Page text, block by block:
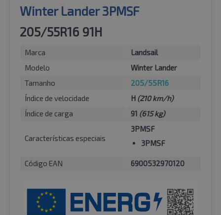
Winter Lander 3PMSF
205/55R16 91H
Marca
Landsail
Modelo
Winter Lander
Tamanho
205/55R16
Índice de velocidade
H (210 km/h)
Índice de carga
91 (615 kg)
Características especiais
3PMSF
3PMSF
Código EAN 6900532970120